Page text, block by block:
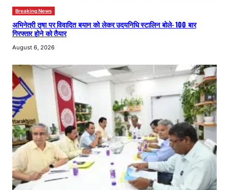
Breaking News
अभिनेत्री तृषा पर विवादित बयान को लेकर उदयनिधि स्टालिन बोले- 100 बार
गिरफ्तार होने को तैयार
August 6, 2026